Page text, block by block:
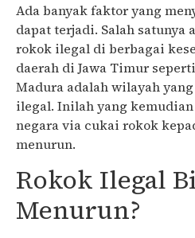
Ada banyak faktor yang
dapat terjadi. Salah satunya
rokok ilegal di berbagai
daerah di Jawa Timur
Madura adalah wilayah
ilegal. Inilah yang
negara via cukai rokok
menurun.
Rokok Ilegal
Menurun?